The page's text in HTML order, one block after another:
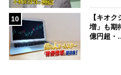
10
【キオ
増」も期
億円超